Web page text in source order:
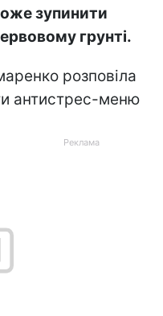
зупинити
грунті.
розповіла
антистрес-меню